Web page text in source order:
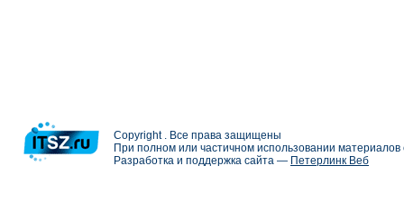
Copyright . Все права защищены
При полном или частичном использовании
Разработка и поддержка сайта — Петерлинк Веб